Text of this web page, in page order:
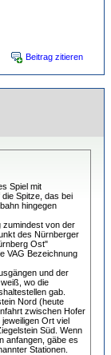
Beitrag zitieren
Spiel mit
Spitze, das bei
hingegen
zumindest von der
des Nürnberger
Ost"
VAG Bezeichnung
und der
wo die
gab.
Nord (heute
zwischen Hofer
Ort viel
Süd. Wenn
anfangen, gäbe es
Stationen.